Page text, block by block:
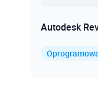
Autodesk